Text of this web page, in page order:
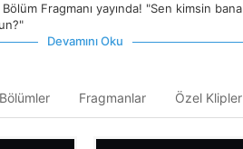
Fragmanı yayında! "Sen kimsin bana
Devamını Oku
Bölümler Fragmanlar Özel Klipler